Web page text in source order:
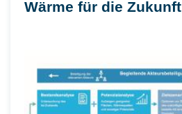
Wärme für die Zukunft